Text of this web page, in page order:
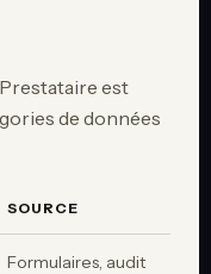
est
de données
SOURCE
Formulaires, audit